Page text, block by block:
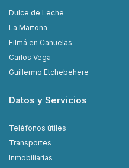
Dulce de Leche
La Martona
Filmá en Cañuelas
Carlos Vega
Guillermo Etchebehere
Datos y Servicios
Teléfonos útiles
Transportes
Inmobiliarias